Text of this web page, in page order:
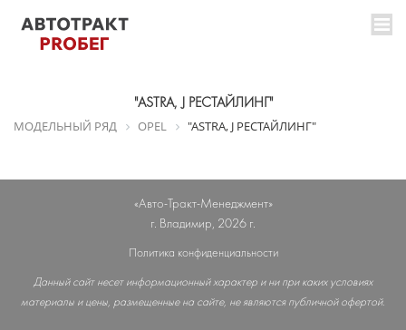
"ASTRA, J РЕСТАЙЛИНГ"
МОДЕЛЬНЫЙ РЯД OPEL "ASTRA, J РЕСТАЙЛИНГ"
«Авто-Тракт-Менеджмент»
г. Владимир, 2026 г.
Политика конфиденциальности
Данный сайт несет информационный характер и ни при каких условиях
материалы и цены, размещенные на сайте, не являются публичной офертой.